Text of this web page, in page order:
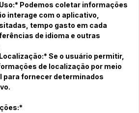
Podemos coletar informações
interage com o aplicativo,
tempo gasto em cada
de idioma e outras
Se o usuário permitir,
de localização por meio
para fornecer determinados